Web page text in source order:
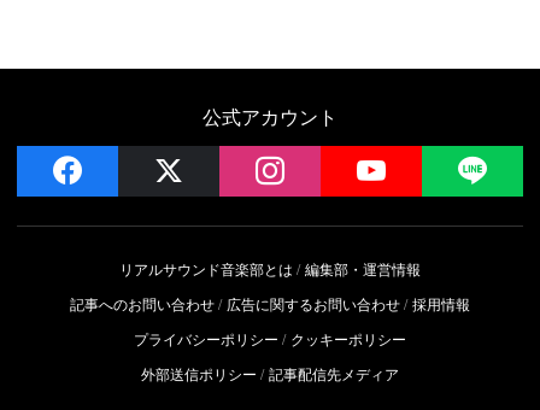
公式アカウント
facebook instagram YouTube
リアルサウンド音楽部とは
編集部・運営情報
記事へのお問い合わせ
広告に関するお問い合わせ 採用情報
プライバシーポリシー
クッキーポリシー
外部送信ポリシー
記事配信先メディア